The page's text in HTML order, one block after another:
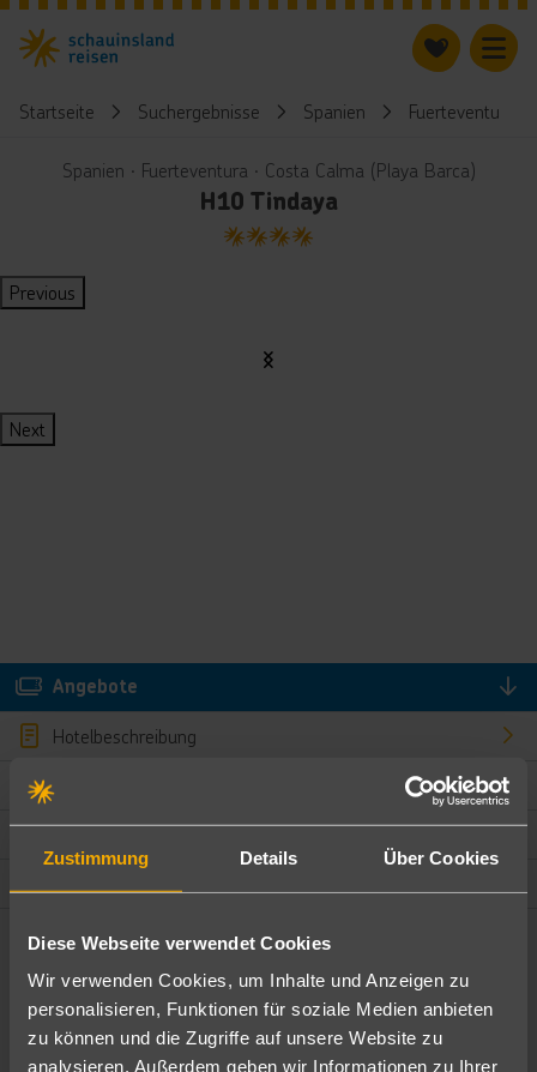
Zustimmung Details Über Cookies
Diese Webseite verwendet Cookies
Wir verwenden Cookies, um Inhalte und Anzeigen zu
personalisieren, Funktionen für soziale Medien anbieten
zu können und die Zugriffe auf unsere Website zu
analysieren. Außerdem geben wir Informationen zu Ihrer
Startseite Suchergebnisse Spanien Fuerteventura
Spanien ∙ Fuerteventura ∙ Costa Calma (Playa Barca)
H10 Tindaya
4
Previous
Next
Angebote
Hotelbeschreibung
Bewertungen
Ändere die Kriterien nach deinen Wünschen
Pauschal Nur Hotel